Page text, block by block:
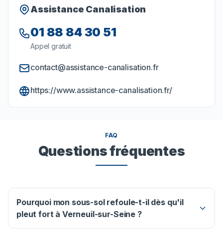
Assistance Canalisation
01 88 84 30 51
Appel gratuit
contact@assistance-canalisation.fr
https://www.assistance-canalisation.fr/
FAQ
Questions fréquentes
Pourquoi mon sous-sol refoule-t-il dès qu'il
pleut fort à Verneuil-sur-Seine ?